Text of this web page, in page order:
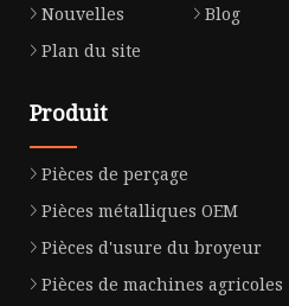
Nouvelles
Blog
Plan du site
Produit
Pièces de perçage
Pièces métalliques OEM
Pièces d'usure du broyeur
Pièces de machines agricoles